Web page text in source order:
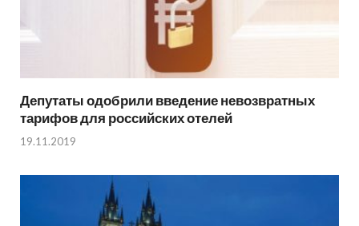
Депутаты одобрили введение невозвратных
тарифов для российских отелей
19.11.2019